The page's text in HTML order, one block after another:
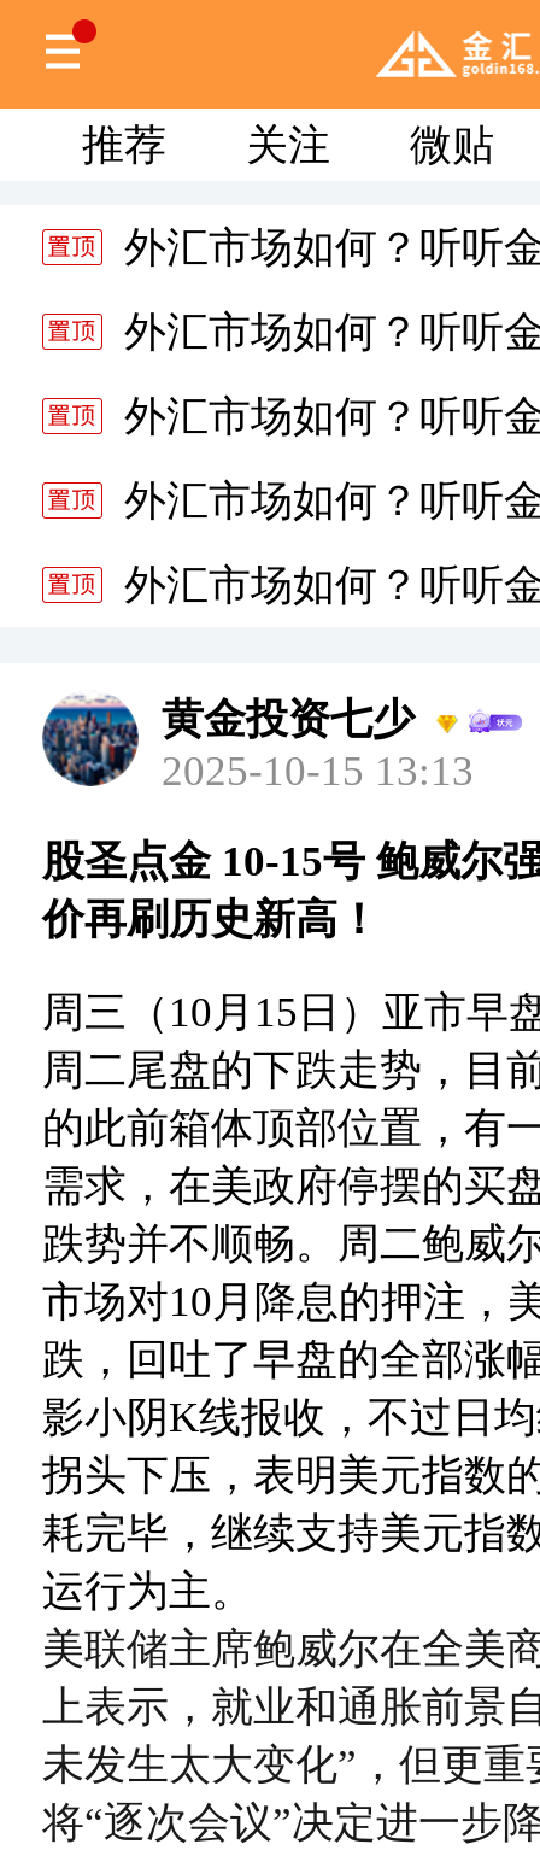
推荐 关注 微贴
外汇市场如何？听听
分析师静雅老师的分
外汇市场如何？听听
分析师静雅老师的分
外汇市场如何？听听
分析师静雅老师的分
外汇市场如何？听听
分析师静雅老师的分
外汇市场如何？听听
黄金投资七少
2025-10-15 13:13
股圣点金 10-15号 鲍威尔
价再刷历史新高！
周三（10月15日）亚市早
周二尾盘的下跌走势，目
的此前箱体顶部位置，有
需求，在美政府停摆的买
跌势并不顺畅。周二鲍威
市场对10月降息的押注，
跌，回吐了早盘的全部涨
影小阴K线报收，不过日
拐头下压，表明美元指数
耗完毕，继续支持美元指
运行为主。
美联储主席鲍威尔在全美
上表示，就业和通胀前景
未发生太大变化”，但更
将“逐次会议”决定进一步